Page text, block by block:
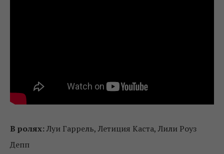
В ролях:Луи Гаррель, Летиция Каста, Лили Роуз
Депп